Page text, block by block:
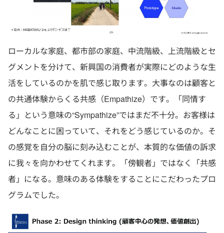
ローカルな家庭、都市部の家庭、中流階級、上流階級とセ
グメントを分けて、新興国の消費者が実際にどのような生
活をしているのかを肌で感じ取ります。大事なのは顧客と
の共通体験からくる共感（Empathize）です。「同情す
る」という意味の“Sympathize”ではまだ不十分。お客様は
どんなことに困っていて、それをどう感じているのか。そ
の感覚を自分の脳に刻み込むことが、本質的な価値の訴求
に我々を向かわせてくれます。「傍観者」ではなく「共感
者」になる。意味のある体験をすることにこだわったプロ
グラムでした。